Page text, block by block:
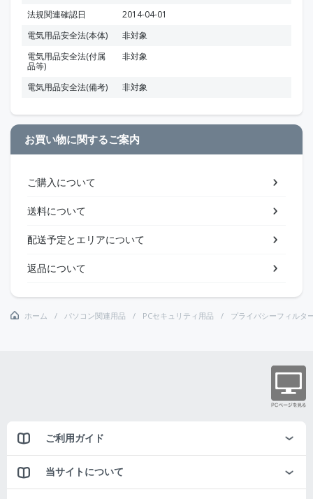
法規関連確認日
2014-04-01
電気用品安全法(本体)
非対象
電気用品安全法(付属
品等)
非対象
電気用品安全法(備考) 非対象
お買い物に関するご案内
ご購入について
送料について
配送予定とエリアについて
返品について
ホーム パソコン関連用品 PCセキュリティ用品 プライバシーフィルタ
ご利用ガイド
当サイトについて